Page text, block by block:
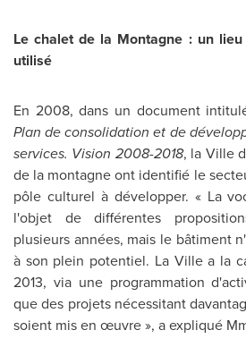
Le chalet de la Montagne : un
utilisé
En 2008, dans un document
Plan de consolidation et de
services. Vision 2008-2018, la Ville
de la montagne ont identifié le
pôle culturel à développer. « La
l'objet de différentes
plusieurs années, mais le bâtiment
à son plein potentiel. La Ville a la
2013, via une programmation
que des projets nécessitant
soient mis en œuvre », a expliqué